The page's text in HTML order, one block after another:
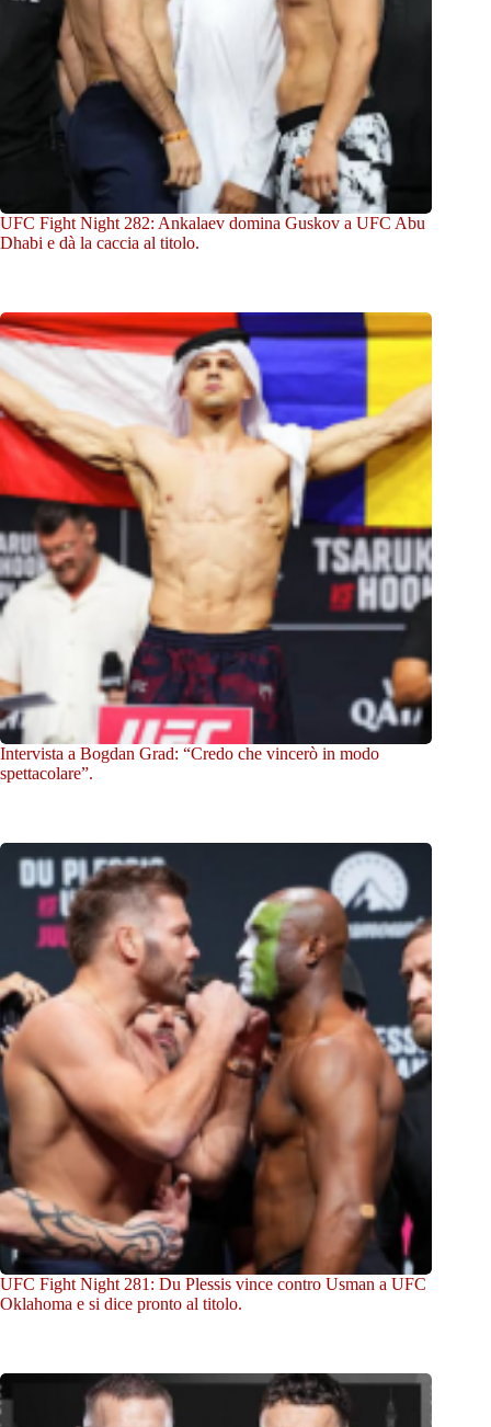
UFC Fight Night 282: Ankalaev domina Guskov a UFC Abu
Dhabi e dà la caccia al titolo.
Intervista a Bogdan Grad: “Credo che vincerò in modo
spettacolare”.
UFC Fight Night 281: Du Plessis vince contro Usman a UFC
Oklahoma e si dice pronto al titolo.